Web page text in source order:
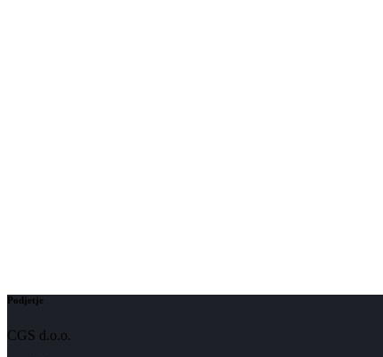
Podjetje
CGS d.o.o.